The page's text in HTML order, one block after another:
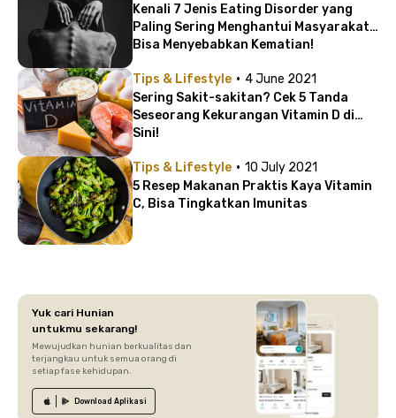
Kenali 7 Jenis Eating Disorder yang
Paling Sering Menghantui Masyarakat |
Bisa Menyebabkan Kematian!
Tips & Lifestyle · 4 June 2021
Sering Sakit-sakitan? Cek 5 Tanda
Seseorang Kekurangan Vitamin D di
Sini!
Tips & Lifestyle · 10 July 2021
5 Resep Makanan Praktis Kaya Vitamin
C, Bisa Tingkatkan Imunitas
Yuk cari Hunian
untukmu sekarang!
Mewujudkan hunian berkualitas dan
terjangkau untuk semua orang di
setiap fase kehidupan.
Download Aplikasi